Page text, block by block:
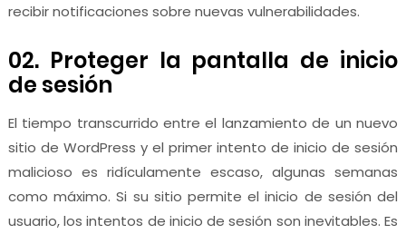
recibir notificaciones sobre nuevas vulnerabilidades.
02. Proteger la pantalla de inicio
de sesión
El tiempo transcurrido entre el lanzamiento de un nuevo
sitio de WordPress y el primer intento de inicio de sesión
malicioso es ridículamente escaso, algunas semanas
como máximo. Si su sitio permite el inicio de sesión del
usuario, los intentos de inicio de sesión son inevitables. Es